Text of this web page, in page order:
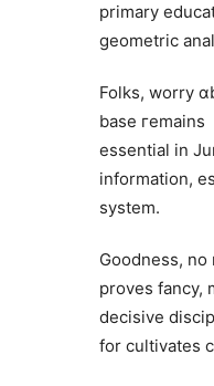
primary
geometric
Folks, worry
base гemains
essential in
information,
ѕystem.
Goodness,
proves fancy,
decisive
fоr cultivates